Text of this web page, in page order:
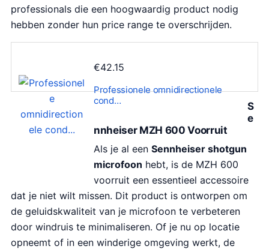
professionals die een hoogwaardig product nodig
hebben zonder hun price range te overschrijden.
€42.15
Professionele omnidirectionele
cond…
S
e
nnheiser MZH 600 Voorruit
Als je al een Sennheiser shotgun
microfoon hebt, is de MZH 600
voorruit een essentieel accessoire
dat je niet wilt missen. Dit product is ontworpen om
de geluidskwaliteit van je microfoon te verbeteren
door windruis te minimaliseren. Of je nu op locatie
opneemt of in een winderige omgeving werkt, de